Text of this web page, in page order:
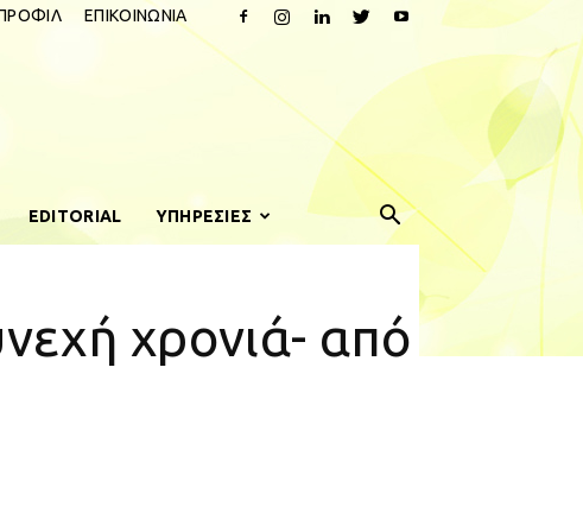
ΕΠΙΚΟΙΝΩΝΙΑ
EDITORIAL ΥΠΗΡΕΣΙΕΣ
χρονιά- από